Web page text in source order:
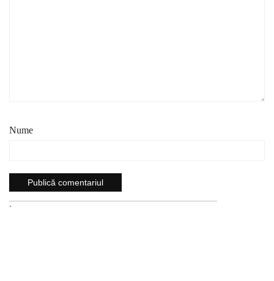
Nume
`